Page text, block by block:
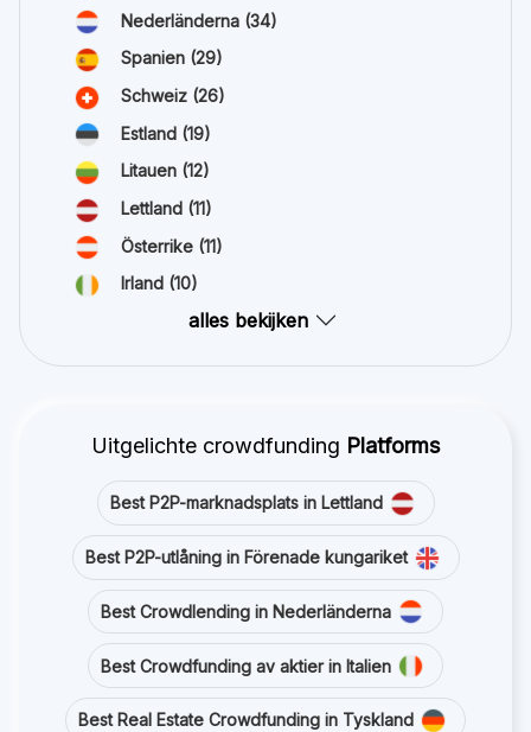
Nederländerna (34)
Spanien (29)
Schweiz (26)
Estland (19)
Litauen (12)
Lettland (11)
Österrike (11)
Irland (10)
alles bekijken
Uitgelichte crowdfunding Platforms
Best P2P-marknadsplats in Lettland
Best P2P-utlåning in Förenade kungariket
Best Crowdlending in Nederländerna
Best Crowdfunding av aktier in Italien
Best Real Estate Crowdfunding in Tyskland